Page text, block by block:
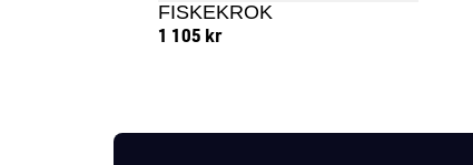
FISKEKROK
1 105 kr